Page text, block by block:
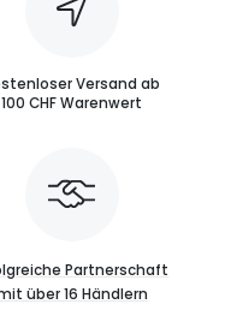
Versand ab
100 CHF Warenwert
Partnerschaft
über 16 Händlern